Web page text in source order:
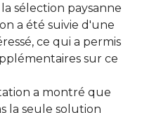
sélection paysanne
a été suivie d'une
ce qui a permis
sur ce
a montré que
la seule solution